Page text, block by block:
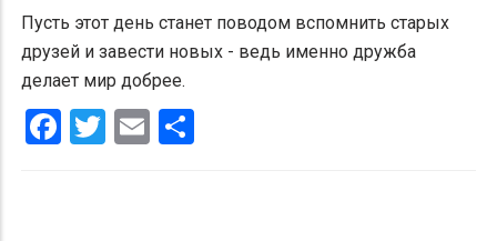
Пусть этот день станет поводом вспомнить старых
друзей и завести новых - ведь именно дружба
делает мир добрее.
Facebook
Twitter
Email